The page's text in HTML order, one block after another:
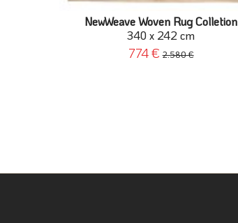
NewWeave Woven Rug Colletion
340 x 242 cm
774 € 2.580 €